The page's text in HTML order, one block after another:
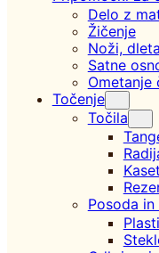
Delo z
Žičenje
Noži,
Satne
Ometanje
Točenje
Točila
Posoda in